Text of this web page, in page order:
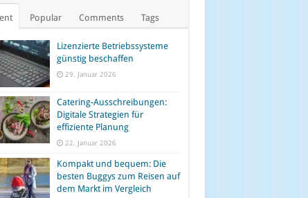
Popular Comments Tags
Lizenzierte Betriebssysteme
günstig beschaffen
29. Januar 2026
Catering-Ausschreibungen:
Digitale Strategien für
effiziente Planung
22. Januar 2026
Kompakt und bequem: Die
besten Buggys zum Reisen auf
dem Markt im Vergleich